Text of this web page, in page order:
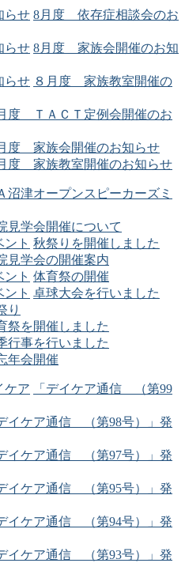
らせ 8月度 依存症相談会のお
らせ 8月度 家族会開催のお知
らせ ８月度 家族教室開催の
度 ＴＡＣＴ定例会開催のお
度 家族会開催のお知らせ
度 家族教室開催のお知らせ
沼津オープンスピーカーズミ
見学会開催について
ント 秋祭りを開催しました
見学会の開催案内
ント 体育祭の開催
ント 卓球大会を行いました
り
祭を開催しました
行事を行いました
年会開催
ケア
「デイケア通信 （第99
イケア通信 （第98号）」発
イケア通信 （第97号）」発
イケア通信 （第95号）」発
イケア通信 （第94号）」発
イケア通信 （第93号）」発